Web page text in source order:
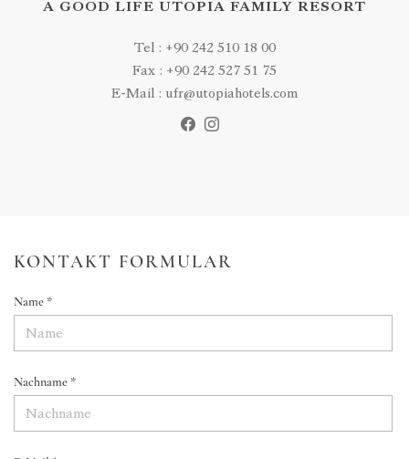
A GOOD LIFE UTOPIA FAMILY RESORT
Tel : +90 242 510 18 00
Fax : +90 242 527 51 75
E-Mail : ufr@utopiahotels.com
KONTAKT FORMULAR
Name *
Nachname *